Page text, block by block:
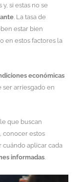
si estas no se
. La tasa de
estar bien
en estos factores la
económicas
ser arriesgado en
que buscan
conocer estos
cuándo aplicar cada
informadas.